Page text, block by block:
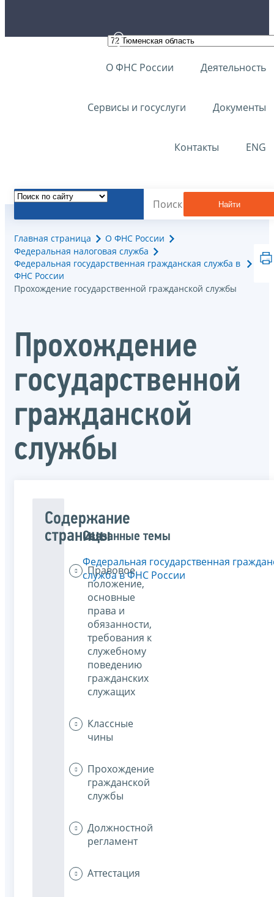
О ФНС России Деятельность
Сервисы и госуслуги Документы
Контакты ENG
Найти
Главная страница
О ФНС России
Федеральная налоговая служба
Федеральная государственная гражданская служба в
ФНС России
Прохождение государственной гражданской службы
Прохождение
государственной
гражданской
службы
Содержание
страницы
Правовое
положение,
основные
права и
обязанности,
требования к
служебному
поведению
гражданских
служащих
Классные
чины
Прохождение
гражданской
службы
Должностной
регламент
Аттестация
Связанные темы
Федеральная государственная
служба в ФНС России